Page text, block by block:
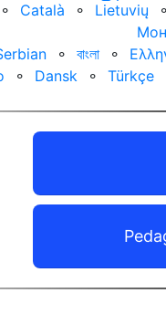
⚬ Català ⚬ Lietuvių ⚬
⚬ বাংলা ⚬
⚬ Dansk ⚬ Türkçe